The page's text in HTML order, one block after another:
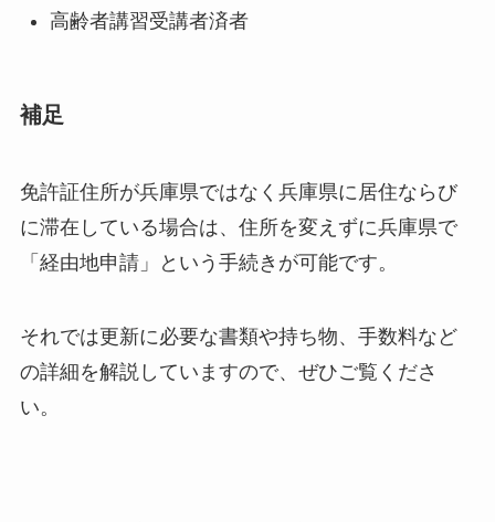
高齢者講習受講者済者
補足
免許証住所が兵庫県ではなく兵庫県に居住ならび
に滞在している場合は、住所を変えずに兵庫県で
「経由地申請」という手続きが可能です。
それでは更新に必要な書類や持ち物、手数料など
の詳細を解説していますので、ぜひご覧くださ
い。